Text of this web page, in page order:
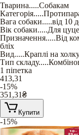
Тварина.....Собакам
Категорія.....
Вага собаки.....від 10
Вік собаки.....Для
Призначення.....Від
бліх
Вид.....Краплі на
Тип складу.....
1 піпетка
413,31
-15%
351,31₴
Купити
-15%